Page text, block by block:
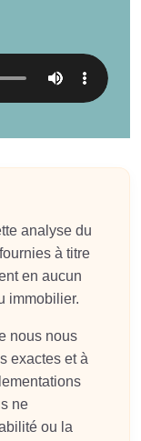
analyse du
à titre
en aucun
immobilier.
nous nous
exactes et à
ne
ou la